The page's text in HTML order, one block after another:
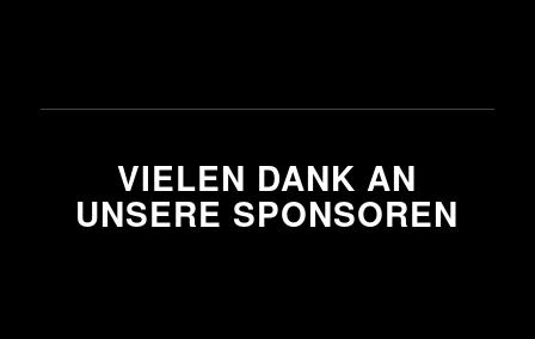
VIELEN DANK AN
UNSERE SPONSOREN